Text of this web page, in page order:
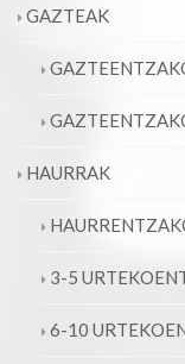
GAZTEAK
HAURRAK
3-5
6-10